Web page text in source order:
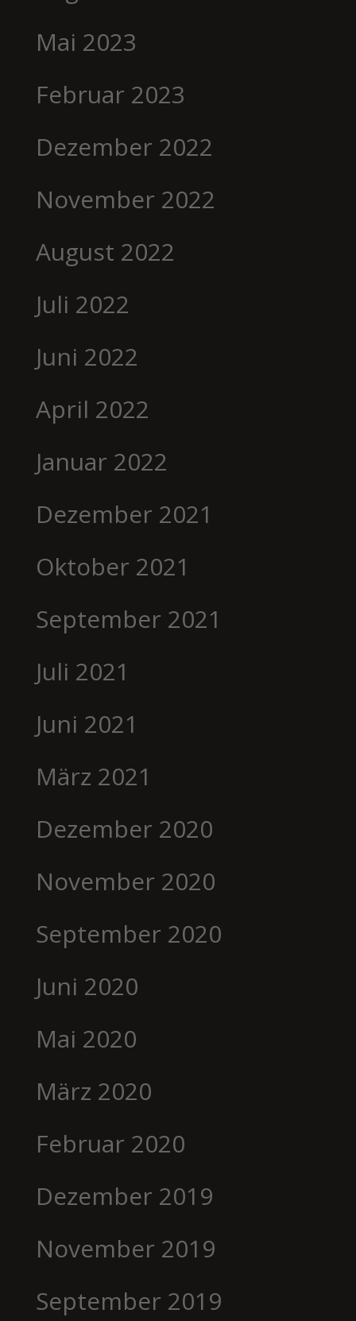
Mai 2023
Februar 2023
Dezember 2022
November 2022
August 2022
Juli 2022
Juni 2022
April 2022
Januar 2022
Dezember 2021
Oktober 2021
September 2021
Juli 2021
Juni 2021
März 2021
Dezember 2020
November 2020
September 2020
Juni 2020
Mai 2020
März 2020
Februar 2020
Dezember 2019
November 2019
September 2019